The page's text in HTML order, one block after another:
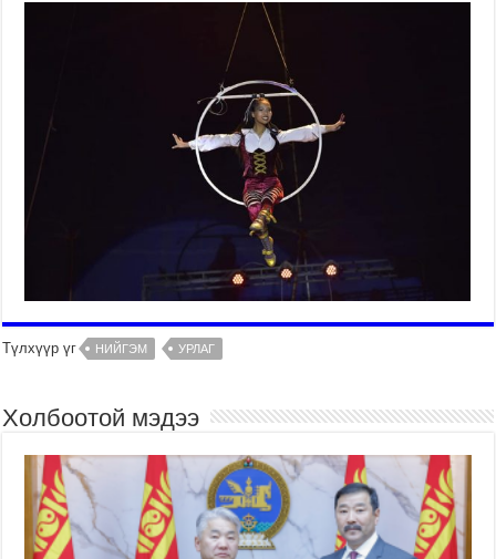
Түлхүүр үг НИЙГЭМ УРЛАГ
Холбоотой мэдээ